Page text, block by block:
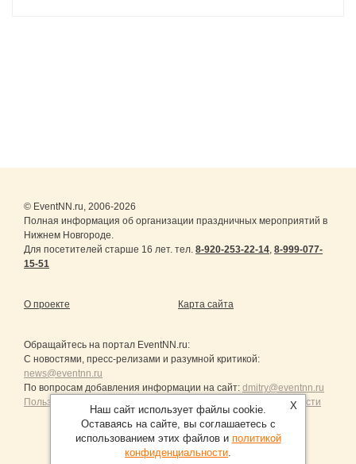
© EventNN.ru, 2006-2026
Полная информация об организации праздничных мероприятий в
Нижнем Новгороде.
Для посетителей старше 16 лет. тел. 8-920-253-22-14, 8-999-077-
15-51
О проекте Карта сайта
Обращайтесь на портал EventNN.ru:
С новостями, пресс-релизами и разумной критикой:
news@eventnn.ru
По вопросам добавления информации на сайт: dmitry@eventnn.ru
Пользовательское Соглашение и политика конфиденциальности
X
Наш сайт использует файлы cookie.
Оставаясь на сайте, вы соглашаетесь с
использованием этих файлов и политикой
конфиденциальности.